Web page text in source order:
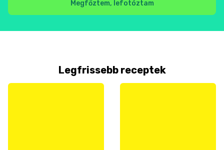
Megfőztem, lefotóztam
Legfrissebb receptek